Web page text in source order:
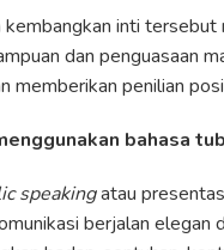
inti tersebut
dan penguasaan
memberikan penilian
bahasa
speakingatau
berjalan elegan